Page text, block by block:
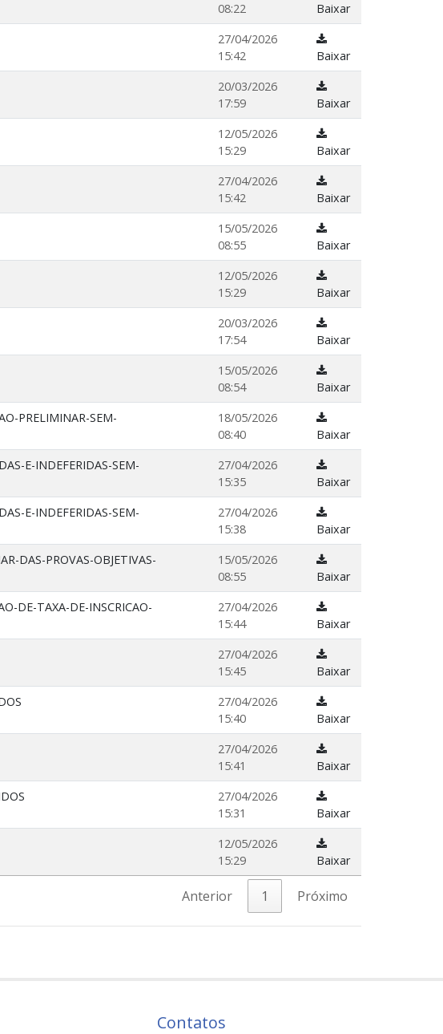
08:22
Baixar
27/04/2026
15:42
Baixar
20/03/2026
17:59
Baixar
12/05/2026
15:29
Baixar
27/04/2026
15:42
Baixar
15/05/2026
08:55
Baixar
12/05/2026
15:29
Baixar
20/03/2026
17:54
Baixar
15/05/2026
08:54
Baixar
PRELIMINAR-SEM-
18/05/2026
08:40
Baixar
E-INDEFERIDAS-SEM-
27/04/2026
15:35
Baixar
E-INDEFERIDAS-SEM-
27/04/2026
15:38
Baixar
DAS-PROVAS-OBJETIVAS-
15/05/2026
08:55
Baixar
DE-TAXA-DE-INSCRICAO-
27/04/2026
15:44
Baixar
27/04/2026
15:45
Baixar
27/04/2026
15:40
Baixar
27/04/2026
15:41
Baixar
27/04/2026
15:31
Baixar
12/05/2026
15:29
Baixar
Anterior 1 Próximo
Contatos